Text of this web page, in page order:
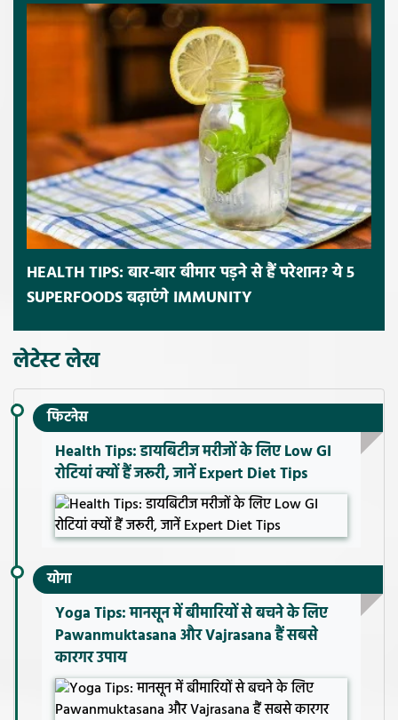
HEALTH TIPS: बार-बार बीमार पड़ने से हैं परेशान? ये 5
SUPERFOODS बढ़ाएंगे IMMUNITY
लेटेस्ट लेख
फिटनेस
Health Tips: डायबिटीज मरीजों के लिए Low GI
रोटियां क्यों हैं जरूरी, जानें Expert Diet Tips
योगा
Yoga Tips: मानसून में बीमारियों से बचने के लिए
Pawanmuktasana और Vajrasana हैं सबसे
कारगर उपाय